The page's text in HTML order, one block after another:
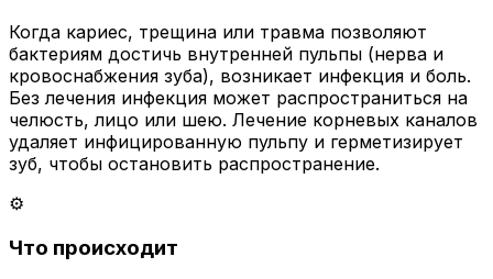
Когда кариес, трещина или травма позволяют
бактериям достичь внутренней пульпы (нерва и
кровоснабжения зуба), возникает инфекция и боль.
Без лечения инфекция может распространиться на
челюсть, лицо или шею. Лечение корневых каналов
удаляет инфицированную пульпу и герметизирует
зуб, чтобы остановить распространение.
⚙️
Что происходит